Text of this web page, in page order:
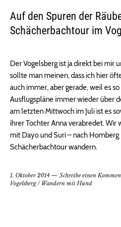
Auf den Spuren der
Schächerbachtour im
Der Vogelsberg ist ja direkt bei mir
sollte man meinen, dass ich hier
auch immer, aber gerade, weil es
Ausflugspläne immer wieder über
am letzten Mittwoch im Juli ist es
ihrer Tochter Anna verabredet.
mit Dayo und Suri – nach
Schächerbachtour wandern.
1. Oktober 2014
Schreibe einen
Vogelsberg/ Wandern mit Hund